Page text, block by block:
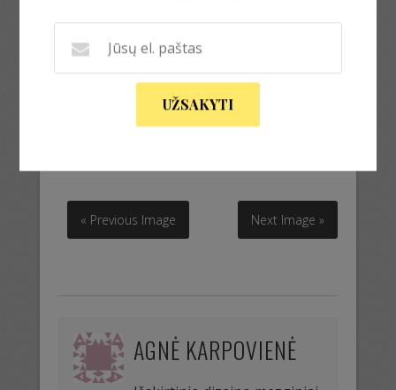
šiltas pončas su raaštais
« Previous Image Next Image »
AGNĖ KARPOVIENĖ
UŽSAKYTI